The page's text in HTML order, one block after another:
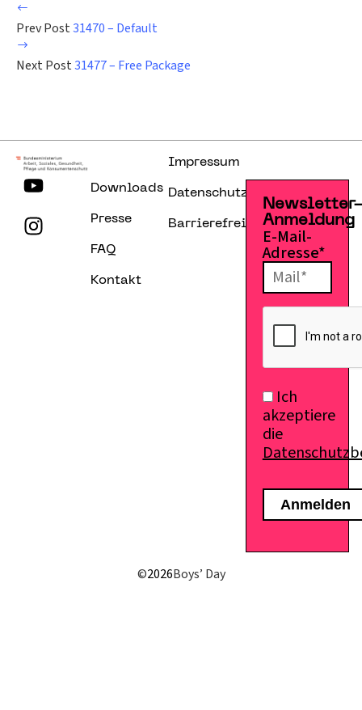
Prev Post31470 – Default
Next Post31477 – Free Package
Downloads
Presse
FAQ
Kontakt
Impressum
Datenschutzerklärung
Barrierefreiheitserklärung
Anmeldung
E-Mail-
Adresse*
Ich
akzeptiere
die
©2026Boys’ Day